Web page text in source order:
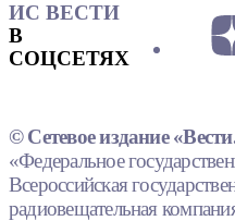
ИС ВЕСТИ
В
СОЦСЕТЯХ
© Сетевое издание
«Федеральное
Всероссийская
радиовещательная